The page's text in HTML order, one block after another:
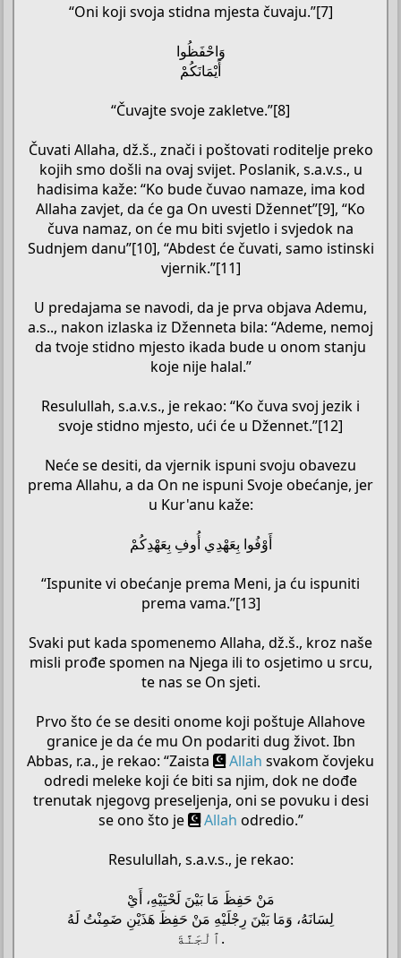
“Oni koji svoja stidna mjesta čuvaju.”[7]
وَاحْفَظُوا
أَيْمَانَكُمْ
“Čuvajte svoje zakletve.”[8]
Čuvati Allaha, dž.š., znači i poštovati roditelje preko
kojih smo došli na ovaj svijet. Poslanik, s.a.v.s., u
hadisima kaže: “Ko bude čuvao namaze, ima kod
Allaha zavjet, da će ga On uvesti Džennet”[9], “Ko
čuva namaz, on će mu biti svjetlo i svjedok na
Sudnjem danu”[10], “Abdest će čuvati, samo istinski
vjernik.”[11]
U predajama se navodi, da je prva objava Ademu,
a.s.., nakon izlaska iz Dženneta bila: “Ademe, nemoj
da tvoje stidno mjesto ikada bude u onom stanju
koje nije halal.”
Resulullah, s.a.v.s., je rekao: “Ko čuva svoj jezik i
svoje stidno mjesto, ući će u Džennet.”[12]
Neće se desiti, da vjernik ispuni svoju obavezu
prema Allahu, a da On ne ispuni Svoje obećanje, jer
u Kur'anu kaže:
أَوْفُوا بِعَهْدِي أُوفِ بِعَهْدِكُمْ
“Ispunite vi obećanje prema Meni, ja ću ispuniti
prema vama.”[13]
Svaki put kada spomenemo Allaha, dž.š., kroz naše
misli prođe spomen na Njega ili to osjetimo u srcu,
te nas se On sjeti.
Prvo što će se desiti onome koji poštuje Allahove
granice je da će mu On podariti dug život. Ibn
Abbas, r.a., je rekao: “Zaista
Allah svakom čovjeku
odredi meleke koji će biti sa njim, dok ne dođe
trenutak njegovg preseljenja, oni se povuku i desi
se ono što je
Allah odredio.”
Resulullah, s.a.v.s., je rekao:
مَنْ حَفِظَ مَا بَيْنَ لَحْيَيْهِ، أَيْ
لِسَانَهُ، وَمَا بَيْنَ رِجْلَيْهِ مَنْ حَفِظَ هَذَيْنِ ضَمِنْتُ لَهُ
ٱلْجَنَّةَ.